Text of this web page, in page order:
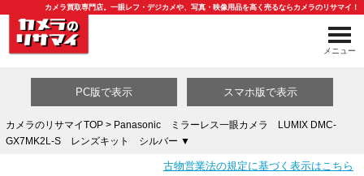
カメラ買取専門店。一眼レフ・デジカメや、写真・映像用品を高く売るならカメラのリサマイ！
メニュー
PC版で表示 スマホ版で表示
カメラのリサマイTOP> Panasonic ミラーレス一眼カメラ LUMIX DMC-
GX7MK2L-S レンズキット シルバー ▼
古物営業法の規定に基づく表示はこちら